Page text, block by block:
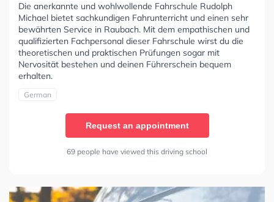
Die anerkannte und wohlwollende Fahrschule Rudolph
Michael bietet sachkundigen Fahrunterricht und einen sehr
bewährten Service in Raubach. Mit dem empathischen und
qualifizierten Fachpersonal dieser Fahrschule wirst du die
theoretischen und praktischen Prüfungen sogar mit
Nervosität bestehen und deinen Führerschein bequem
erhalten.
German
Request an appointment
69 people have viewed this driving school